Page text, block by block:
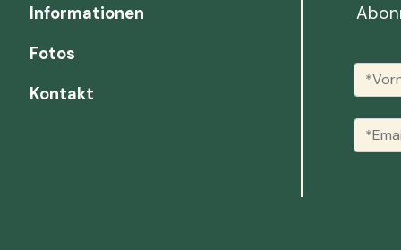
Informationen
Fotos
Kontakt